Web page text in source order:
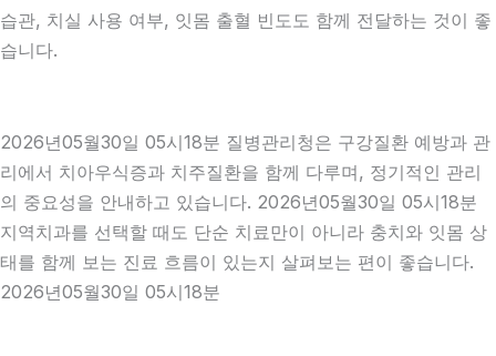
습관, 치실 사용 여부, 잇몸 출혈 빈도도 함께 전달하는 것이 좋
습니다.
2026년05월30일 05시18분 질병관리청은 구강질환 예방과 관
리에서 치아우식증과 치주질환을 함께 다루며, 정기적인 관리
의 중요성을 안내하고 있습니다. 2026년05월30일 05시18분
지역치과를 선택할 때도 단순 치료만이 아니라 충치와 잇몸 상
태를 함께 보는 진료 흐름이 있는지 살펴보는 편이 좋습니다.
2026년05월30일 05시18분